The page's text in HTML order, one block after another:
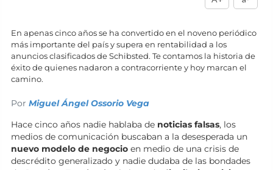
En apenas cinco años se ha convertido en el noveno periódico
más importante del país y supera en rentabilidad a los
anuncios clasificados de Schibsted. Te contamos la historia de
éxito de quienes nadaron a contracorriente y hoy marcan el
camino.
Por Miguel Ángel Ossorio Vega
Hace cinco años nadie hablaba de noticias falsas, los
medios de comunicación buscaban a la desesperada un
nuevo modelo de negocio en medio de una crisis de
descrédito generalizado y nadie dudaba de las bondades